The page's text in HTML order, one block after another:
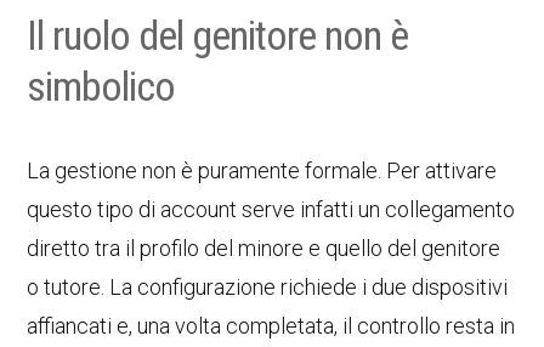
Il ruolo del genitore non è
simbolico
La gestione non è puramente formale. Per attivare
questo tipo di account serve infatti un collegamento
diretto tra il profilo del minore e quello del genitore
o tutore. La configurazione richiede i due dispositivi
affiancati e, una volta completata, il controllo resta in